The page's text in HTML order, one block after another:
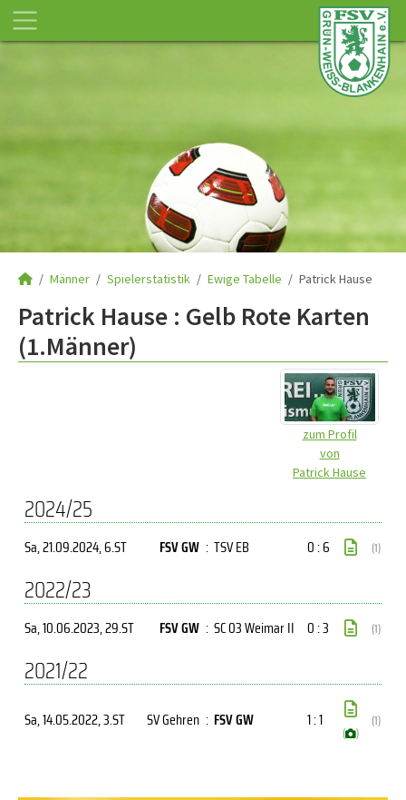
Männer Spielerstatistik Ewige Tabelle Patrick Hause
Patrick Hause : Gelb Rote Karten
(1.Männer)
zum Profil
von
Patrick Hause
2024/25
Sa, 21.09.2024, 6.ST FSV GW : TSV EB 0 : 6 (1)
2022/23
Sa, 10.06.2023, 29.ST FSV GW : SC 03 Weimar II 0 : 3 (1)
2021/22
Sa, 14.05.2022, 3.ST SV Gehren : FSV GW 1 : 1
( )
(1)